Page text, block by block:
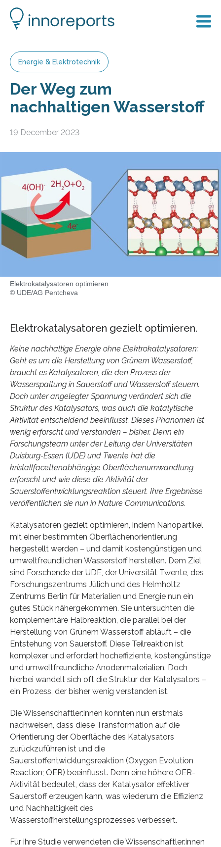
Energie & Elektrotechnik
Der Weg zum
nachhaltigen Wasserstoff
19 December 2023
Elektrokatalysatoren optimieren
© UDE/AG Pentcheva
Elektrokatalysatoren gezielt optimieren.
Keine nachhaltige Energie ohne Elektrokatalysatoren:
Geht es um die Herstellung von Grünem Wasserstoff,
braucht es Katalysatoren, die den Prozess der
Wasserspaltung in Sauerstoff und Wasserstoff steuern.
Doch unter angelegter Spannung verändert sich die
Struktur des Katalysators, was auch die katalytische
Aktivität entscheidend beeinflusst. Dieses Phänomen ist
wenig erforscht und verstanden – bisher. Denn ein
Forschungsteam unter der Leitung der Universitäten
Duisburg-Essen (UDE) und Twente hat die
kristallfacettenabhängige Oberflächenumwandlung
erforscht und wie diese die Aktivität der
Sauerstoffentwicklungsreaktion steuert. Ihre Ergebnisse
veröffentlichen sie nun in Nature Communications.
Katalysatoren gezielt optimieren, indem Nanopartikel
mit einer bestimmten Oberflächenorientierung
hergestellt werden – und damit kostengünstigen und
umweltfreundlichen Wasserstoff herstellen. Dem Ziel
sind Forschende der UDE, der Universität Twente, des
Forschungszentrums Jülich und des Helmholtz
Zentrums Berlin für Materialien und Energie nun ein
gutes Stück nähergekommen. Sie untersuchten die
komplementäre Halbreaktion, die parallel bei der
Herstellung von Grünem Wasserstoff abläuft – die
Entstehung von Sauerstoff. Diese Teilreaktion ist
komplexer und erfordert hocheffiziente, kostengünstige
und umweltfreundliche Anodenmaterialien. Doch
hierbei wandelt sich oft die Struktur der Katalysators –
ein Prozess, der bisher wenig verstanden ist.
Die Wissenschaftler:innen konnten nun erstmals
nachweisen, dass diese Transformation auf die
Orientierung der Oberfläche des Katalysators
zurückzuführen ist und die
Sauerstoffentwicklungsreaktion (Oxygen Evolution
Reaction; OER) beeinflusst. Denn eine höhere OER-
Aktivität bedeutet, dass der Katalysator effektiver
Sauerstoff erzeugen kann, was wiederum die Effizienz
und Nachhaltigkeit des
Wasserstoffherstellungsprozesses verbessert.
Für ihre Studie verwendeten die Wissenschaftler:innen